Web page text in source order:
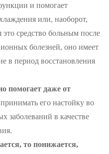
и помогает
или, наоборот,
это средство больным после
болезней, оно имеет
в период восстановления
помогает даже от
его настойку во
заболеваний в качестве
то понижается,